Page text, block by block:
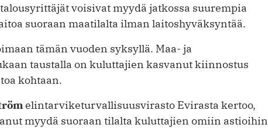
voisivat myydä jatkossa suurempia
suoraan maatilalta ilman laitoshyväksyntää.
tämän vuoden syksyllä. Maa- ja
taustalla on kuluttajien kasvanut kiinnostus
kohtaan.
elintarviketurvallisuusvirasto Evirasta kertoo,
myydä suoraan tilalta kuluttajien omiin astioihin